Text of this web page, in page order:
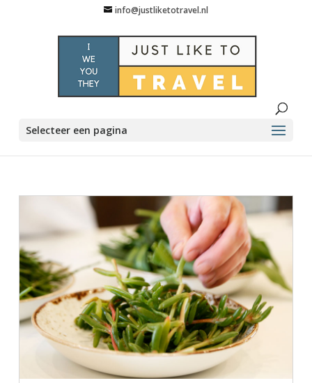
info@justliketotravel.nl
Selecteer een pagina